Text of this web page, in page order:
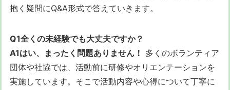
抱く疑問にQ&A形式で答えていきます。
Q1全くの未経験でも大丈夫ですか？
A1はい、まったく問題ありません！ 多くのボランティア
団体や社協では、活動前に研修やオリエンテーションを
実施しています。そこで活動内容や心得について丁寧に